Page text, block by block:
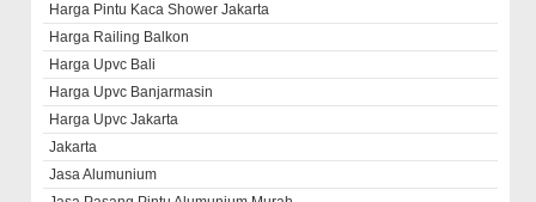
Harga Pintu Kaca Shower Jakarta
Harga Railing Balkon
Harga Upvc Bali
Harga Upvc Banjarmasin
Harga Upvc Jakarta
Jakarta
Jasa Alumunium